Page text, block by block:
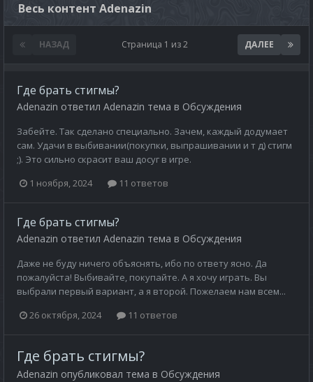
Весь контент Adenazin
НАЗАД ДАЛЕЕ
Страница 1 из 2
Где брать стигмы?
Adenazin ответил Adenazin тема в Обсуждения
Забейте. Так сделано специально. Зачем, каждый додумает
сам. Удачи в выбивании(покупки, выпрашивании и т д) стигм
;). Это сильно скрасит ваш досуг в игре.
1 ноября, 2024
11 ответов
Где брать стигмы?
Adenazin ответил Adenazin тема в Обсуждения
Даже не буду ничего объяснять, ибо по ответу ясно. Да
пожалуйста! Выбивайте, покупайте. А я хочу играть. Вы
выбрали первый вариант, а я второй. Пожелаем нам всем...
26 октября, 2024
11 ответов
Где брать стигмы?
Adenazin опубликовал тема в Обсуждения